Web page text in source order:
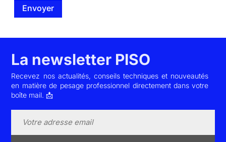
Envoyer
La newsletter PISO
Recevez nos actualités, conseils techniques et nouveautés
en matière de pesage professionnel directement dans votre
boîte mail. 📩